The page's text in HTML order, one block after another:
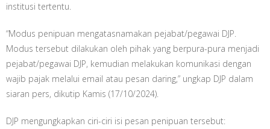
institusi tertentu.
“Modus penipuan mengatasnamakan pejabat/pegawai DJP.
Modus tersebut dilakukan oleh pihak yang berpura-pura menjadi
pejabat/pegawai DJP, kemudian melakukan komunikasi dengan
wajib pajak melalui email atau pesan daring,” ungkap DJP dalam
siaran pers, dikutip Kamis (17/10/2024).
DJP mengungkapkan ciri-ciri isi pesan penipuan tersebut: